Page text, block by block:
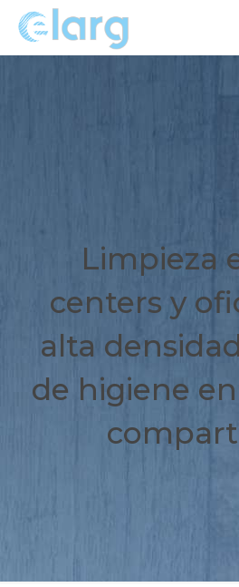
Limpieza
centers y
alta
de higiene